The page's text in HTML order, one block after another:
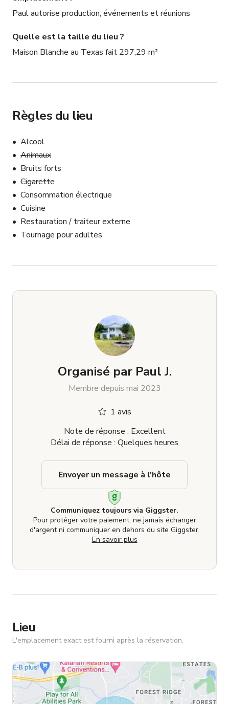
Paul autorise production, événements et réunions
Quelle est la taille du lieu ?
Maison Blanche au Texas fait 297,29 m²
Règles du lieu
Alcool
Animaux
Bruits forts
Cigarette
Consommation électrique
Cuisine
Restauration / traiteur externe
Tournage pour adultes
Organisé par Paul J.
Membre depuis mai 2023
1 avis
Note de réponse : Excellent
Délai de réponse : Quelques heures
Communiquez toujours via Giggster.
Pour protéger votre paiement, ne jamais échanger
d'argent ni communiquer en dehors du site Giggster.
En savoir plus
Envoyer un message à l'hôte
Lieu
L'emplacement exact est fourni après la réservation.